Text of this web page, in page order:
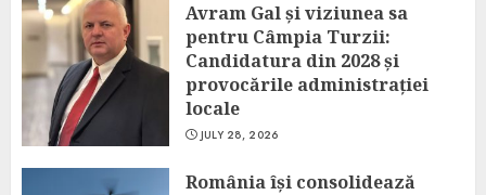
Avram Gal și viziunea sa
pentru Câmpia Turzii:
Candidatura din 2028 și
provocările administrației
locale
JULY 28, 2026
România își consolidează